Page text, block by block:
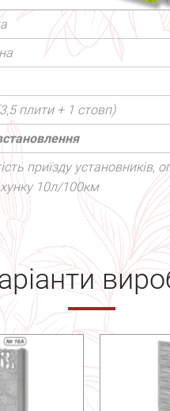
плити + 1 стовп)
приїзду установників,
10л/100км